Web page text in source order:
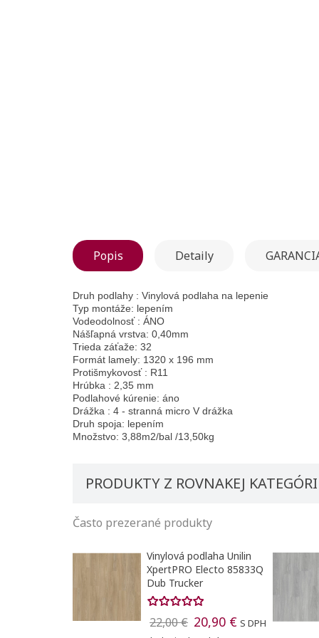
Popis Detaily
Druh podlahy : Vinylová podlaha na lepenie
Typ montáže: lepením
Vodeodolnosť : ÁNO
Nášľapná vrstva: 0,40mm
Trieda záťaže: 32
Formát lamely: 1320 x 196 mm
Protišmykovosť : R11
Hrúbka : 2,35 mm
Podlahové kúrenie: áno
Drážka : 4 - stranná micro V drážka
Druh spoja: lepením
Množstvo: 3,88m2/bal /13,50kg
PRODUKTY Z ROVNAKEJ
Často prezerané produkty
Vinylová podlaha Unilin
XpertPRO Electo 85833Q
Dub Trucker
22,00 € 20,90 € S DPH
Pridať
Meno zoznamu
Na vytvorenie